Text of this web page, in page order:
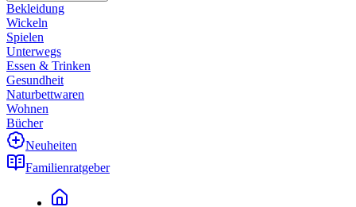
Bekleidung
Wickeln
Spielen
Unterwegs
Essen & Trinken
Gesundheit
Naturbettwaren
Wohnen
Bücher
Neuheiten
Familienratgeber